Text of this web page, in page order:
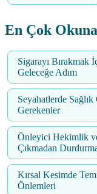
En Çok
Sigarayı Bırakmak
Geleceğe Adım
Seyahatlerde
Gerekenler
Önleyici Hekimlik
Çıkmadan
Kırsal Kesimde
Önlemleri